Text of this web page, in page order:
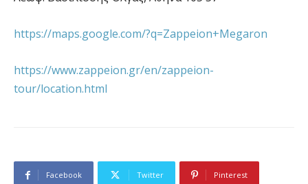
https://maps.google.com/?q=Zappeion+Megaron
https://www.zappeion.gr/en/zappeion-
tour/location.html
Facebook Twitter Pinterest